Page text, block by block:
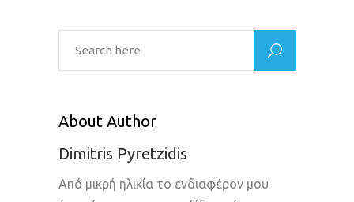
About Author
Dimitris Pyretzidis
Από μικρή ηλικία το ενδιαφέρον μου